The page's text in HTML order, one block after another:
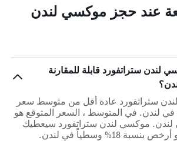
عند حجز موكسي لندن
لندن ستراتفورد قابلة للمقارنة
ستراتفورد عادة أقل من متوسط ​​سعر
3 نجوم في لندن. في المتوسط ، السعر المتوقع هو
في لندن. موكسي لندن ستراتفورد سيعطيك